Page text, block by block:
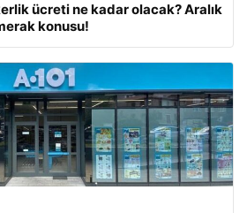
ücreti ne kadar olacak? Aralık
konusu!